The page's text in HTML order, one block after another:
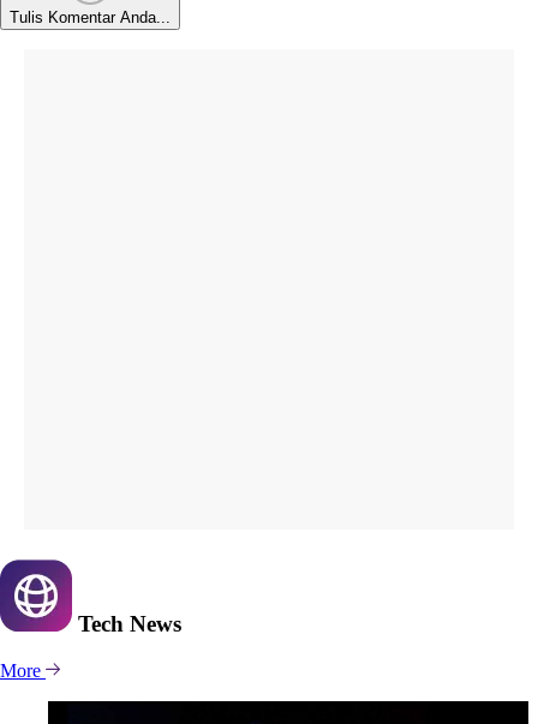
Tulis Komentar Anda...
Tech News
More